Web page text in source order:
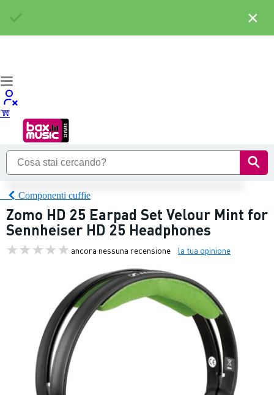
Componenti cuffie
Zomo HD 25 Earpad Set Velour Mint for
Sennheiser HD 25 Headphones
ancora nessuna recensione la tua opinione
×